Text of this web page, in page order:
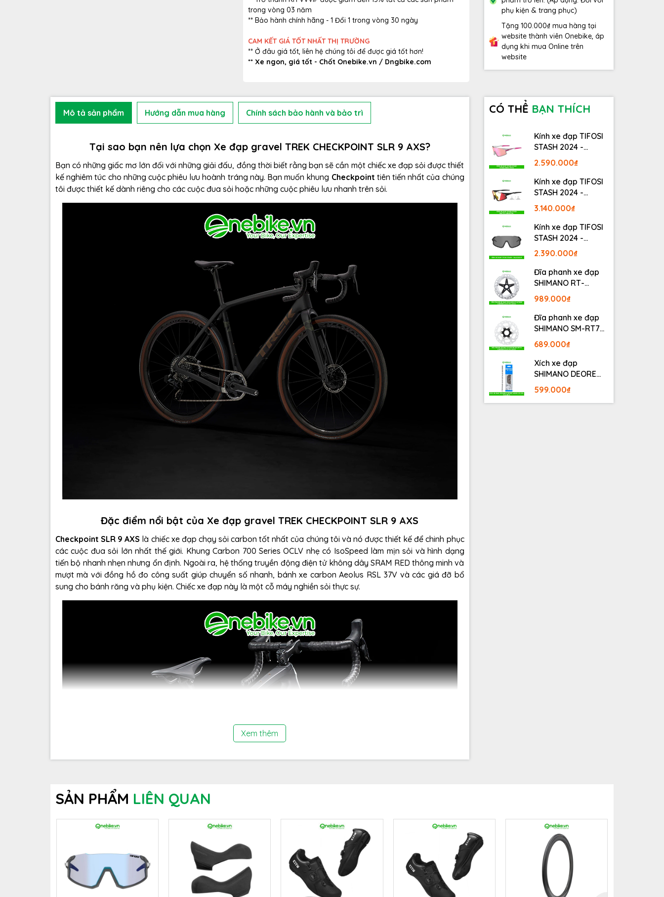
trong vòng 03 năm
** Bảo hành chính hãng - 1 Đổi 1 trong vòng 30 ngày
CAM KẾT GIÁ TỐT NHẤT THỊ TRƯỜNG
** Ở đâu giá tốt, liên hệ chúng tôi để được giá tốt hơn!
** Xe ngon, giá tốt - Chốt Onebike.vn / Dngbike.com
phụ kiện & trang phục)
Tặng 100.000₫ mua hàng tại
website thành viên Onebike, áp
dụng khi mua Online trên
website
Mô tả sản phẩm Hướng dẫn mua hàng Chính sách bảo hành và bảo trì
Tại sao bạn nên lựa chọn Xe đạp gravel TREK CHECKPOINT SLR 9 AXS?
Bạn có những giấc mơ lớn đối với những giải đấu, đồng thời biết rằng bạn sẽ cần một chiếc xe đạp sỏi được thiết
kế nghiêm túc cho những cuộc phiêu lưu hoành tráng này. Bạn muốn khung Checkpoint tiên tiến nhất của chúng
tôi được thiết kế dành riêng cho các cuộc đua sỏi hoặc những cuộc phiêu lưu nhanh trên sỏi.
Đặc điểm nổi bật của Xe đạp gravel TREK CHECKPOINT SLR 9 AXS
Checkpoint SLR 9 AXS là chiếc xe đạp chạy sỏi carbon tốt nhất của chúng tôi và nó được thiết kế để chinh phục
các cuộc đua sỏi lớn nhất thế giới. Khung Carbon 700 Series OCLV nhẹ có IsoSpeed ​​làm mịn sỏi và hình dạng
tiến bộ nhanh nhẹn nhưng ổn định. Ngoài ra, hệ thống truyền động điện tử không dây SRAM RED thông minh và
mượt mà với đồng hồ đo công suất giúp chuyển số nhanh, bánh xe carbon Aeolus RSL 37V và các giá đỡ bổ
sung cho bánh răng và phụ kiện. Chiếc xe đạp này là một cỗ máy nghiền sỏi thực sự.
Xem thêm
CÓ THỂ BẠN THÍCH
Kính xe đạp TIFOSI
STASH 2024 -
STASH, RACE PINK
2.590.000₫
Kính xe đạp TIFOSI
STASH 2024 -
MATTE GUNMETAL
3.140.000₫
Kính xe đạp TIFOSI
STASH 2024 -
BLACKOUT
2.390.000₫
Đĩa phanh xe đạp
SHIMANO RT-
MT800 Center lock
Fullbox
989.000₫
Đĩa phanh xe đạp
SHIMANO SM-RT70
Center lock Fullbox
689.000₫
Xích xe đạp
SHIMANO DEORE
M6100 12S 126L
Fullbox
599.000₫
SẢN PHẨM LIÊN QUAN